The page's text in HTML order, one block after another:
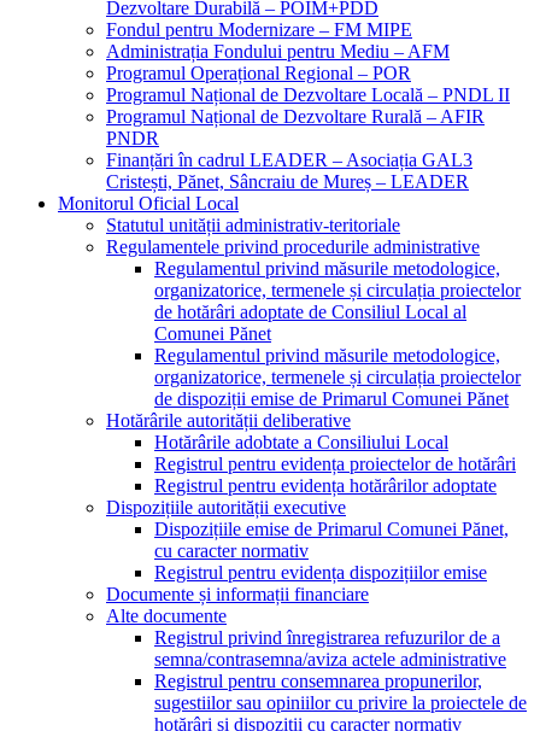
Dezvoltare Durabilă – POIM+PDD
Fondul pentru Modernizare – FM MIPE
Administrația Fondului pentru Mediu – AFM
Programul Operațional Regional – POR
Programul Național de Dezvoltare Locală – PNDL II
Programul Național de Dezvoltare Rurală – AFIR
PNDR
Finanțări în cadrul LEADER – Asociația GAL3
Cristești, Pănet, Sâncraiu de Mureș – LEADER
Monitorul Oficial Local
Statutul unității administrativ-teritoriale
Regulamentele privind procedurile administrative
Regulamentul privind măsurile metodologice,
organizatorice, termenele și circulația proiectelor
de hotărâri adoptate de Consiliul Local al
Comunei Pănet
Regulamentul privind măsurile metodologice,
organizatorice, termenele și circulația proiectelor
de dispoziții emise de Primarul Comunei Pănet
Hotărârile autorității deliberative
Hotărârile adobtate a Consiliului Local
Registrul pentru evidența proiectelor de hotărâri
Registrul pentru evidența hotărârilor adoptate
Dispozițiile autorității executive
Dispozițiile emise de Primarul Comunei Pănet,
cu caracter normativ
Registrul pentru evidența dispozițiilor emise
Documente și informații financiare
Alte documente
Registrul privind înregistrarea refuzurilor de a
semna/contrasemna/aviza actele administrative
Registrul pentru consemnarea propunerilor,
sugestiilor sau opiniilor cu privire la proiectele de
hotărâri și dispoziții cu caracter normativ